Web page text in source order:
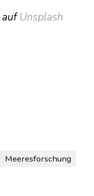
aufUnsplash
Meeresforschung